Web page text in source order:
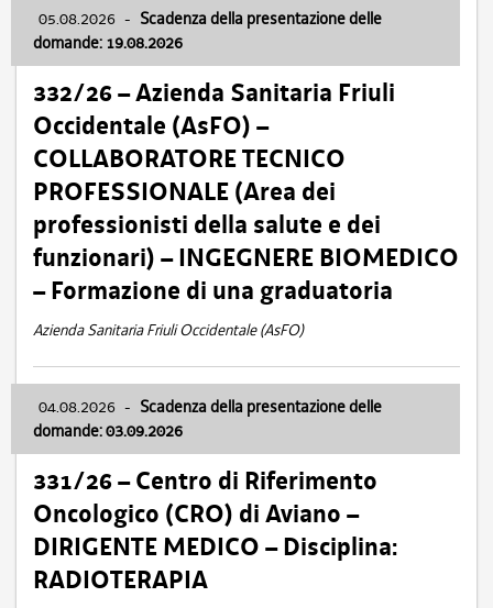
05.08.2026 - Scadenza della presentazione delle
domande: 19.08.2026
332/26 – Azienda Sanitaria Friuli
Occidentale (AsFO) –
COLLABORATORE TECNICO
PROFESSIONALE (Area dei
professionisti della salute e dei
funzionari) – INGEGNERE BIOMEDICO
– Formazione di una graduatoria
Azienda Sanitaria Friuli Occidentale (AsFO)
04.08.2026 - Scadenza della presentazione delle
domande: 03.09.2026
331/26 – Centro di Riferimento
Oncologico (CRO) di Aviano –
DIRIGENTE MEDICO – Disciplina:
RADIOTERAPIA